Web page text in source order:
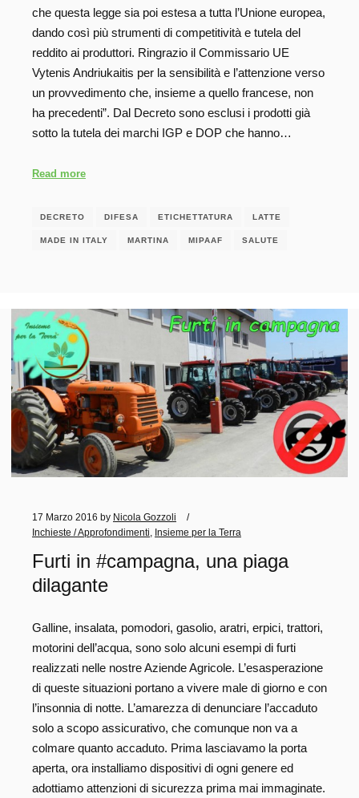
che questa legge sia poi estesa a tutta l’Unione europea,
dando così più strumenti di competitività e tutela del
reddito ai produttori. Ringrazio il Commissario UE
Vytenis Andriukaitis per la sensibilità e l’attenzione verso
un provvedimento che, insieme a quello francese, non
ha precedenti”. Dal Decreto sono esclusi i prodotti già
sotto la tutela dei marchi IGP e DOP che hanno…
Read more
DECRETO DIFESA ETICHETTATURA LATTE
MADE IN ITALY MARTINA MIPAAF SALUTE
17 Marzo 2016 by Nicola Gozzoli
Inchieste / Approfondimenti
Insieme per la Terra
Furti in #campagna, una piaga
dilagante
Galline, insalata, pomodori, gasolio, aratri, erpici, trattori,
motorini dell’acqua, sono solo alcuni esempi di furti
realizzati nelle nostre Aziende Agricole. L’esasperazione
di queste situazioni portano a vivere male di giorno e con
l’insonnia di notte. L’amarezza di denunciare l’accaduto
solo a scopo assicurativo, che comunque non va a
colmare quanto accaduto. Prima lasciavamo la porta
aperta, ora installiamo dispositivi di ogni genere ed
adottiamo attenzioni di sicurezza prima mai immaginate.